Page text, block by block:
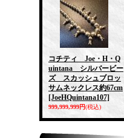
コチティ Joe・H・Q
uintana シルバービー
ズ スカッシュブロッ
サムネックレス約67cm
[JoeHQuintana107]
999,999,999円(税込)